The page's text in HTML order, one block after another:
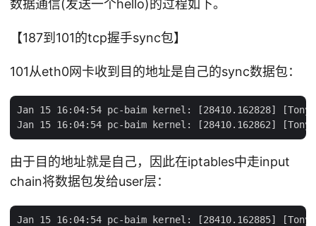
数据通信(发送一个hello)的过程如下。
【187到101的tcp握手sync包】
101从eth0网卡收到目的地址是自己的sync数据包：
Jan 15 16:04:54 pc-baim kernel: [28410.162828] [TonyBai]-
由于目的地址就是自己，因此在iptables中走input
chain将数据包发给user层：
Jan 15 16:04:54 pc-baim kernel: [28410.162885] [TonyBai]-